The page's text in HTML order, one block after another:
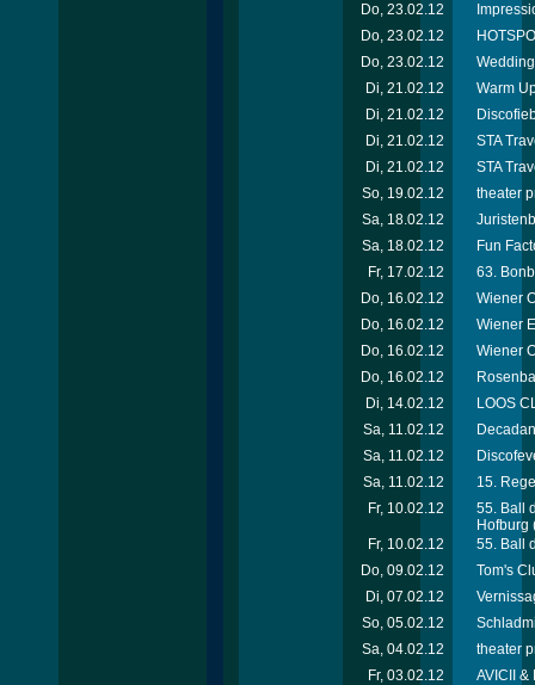
Do, 23.02.12
Do, 23.02.12
Do, 23.02.12
Di, 21.02.12
Warm
Di, 21.02.12
Di, 21.02.12
STA
Di, 21.02.12
STA
So, 19.02.12
theater
Sa, 18.02.12
Sa, 18.02.12
Fun
Fr, 17.02.12
63.
Do, 16.02.12
Wiener
Do, 16.02.12
Wiener
Do, 16.02.12
Wiener
Do, 16.02.12
Di, 14.02.12
LOOS
Sa, 11.02.12
Sa, 11.02.12
Sa, 11.02.12
15.
Fr, 10.02.12
55. Ball
Hofburg
Fr, 10.02.12
55. Ball
Do, 09.02.12
Tom's
Di, 07.02.12
So, 05.02.12
Sa, 04.02.12
theater
Fr, 03.02.12
AVICII